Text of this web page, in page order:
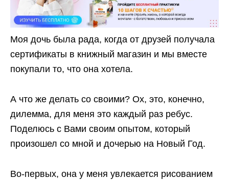
Моя дочь была рада, когда от друзей получала
сертификаты в книжный магазин и мы вместе
покупали то, что она хотела.
А что же делать со своими? Ох, это, конечно,
дилемма, для меня это каждый раз ребус.
Поделюсь с Вами своим опытом, который
произошел со мной и дочерью на Новый Год.
Во-первых, она у меня увлекается рисованием